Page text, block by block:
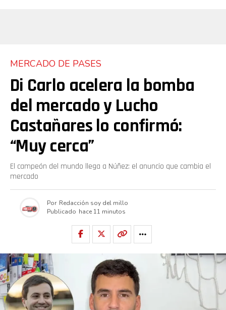
MERCADO DE PASES
Di Carlo acelera la bomba
del mercado y Lucho
Castañares lo confirmó:
“Muy cerca”
El campeón del mundo llega a Núñez: el anuncio que cambia el
mercado
Por Redacción soy del millo
Publicado hace 11 minutos